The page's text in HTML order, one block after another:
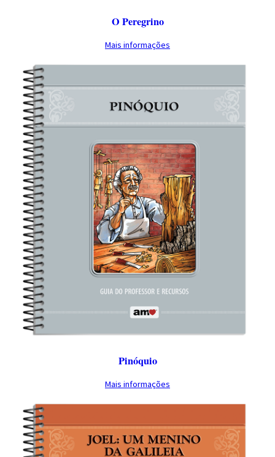
O Peregrino
Mais informações
Pinóquio
Mais informações